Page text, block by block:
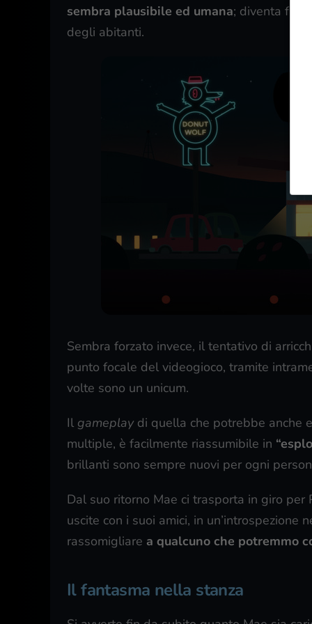
sembra plausibile ed umana; diventa
degli abitanti.
Sembra forzato invece, il tentativo di
punto focale del videogioco, tramite
volte sono un unicum.
Il gameplay di quella che potrebbe anche
multiple, è facilmente riassumibile in
brillanti sono sempre nuovi per ogni
Dal suo ritorno Mae ci trasporta in giro
uscite con i suoi amici, in un’introspezione
rassomigliare a qualcuno che potremmo
Il fantasma nella stanza